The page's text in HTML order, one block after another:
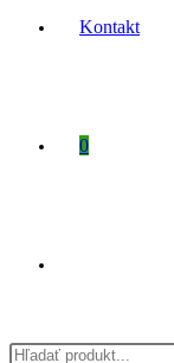
Kontakt
0
Products